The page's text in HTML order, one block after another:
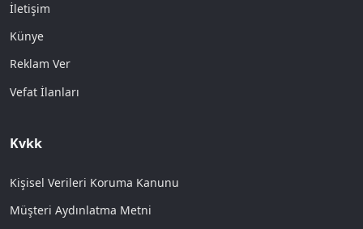
İletişim
Künye
Reklam Ver
Vefat İlanları
Kvkk
Kişisel Verileri Koruma Kanunu
Müşteri Aydınlatma Metni